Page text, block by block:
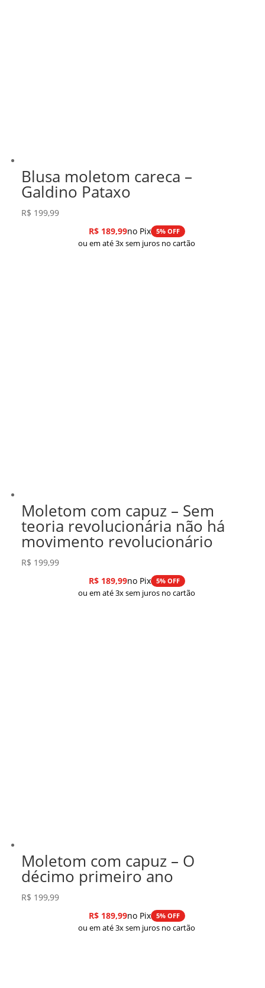
Blusa moletom careca –
Galdino Pataxo
R$ 199,99
R$189,99no Pix 5% OFF
ou em até 3x sem juros no cartão
Moletom com capuz – Sem
teoria revolucionária não há
movimento revolucionário
R$ 199,99
R$189,99no Pix 5% OFF
ou em até 3x sem juros no cartão
Moletom com capuz – O
décimo primeiro ano
R$ 199,99
R$189,99no Pix 5% OFF
ou em até 3x sem juros no cartão